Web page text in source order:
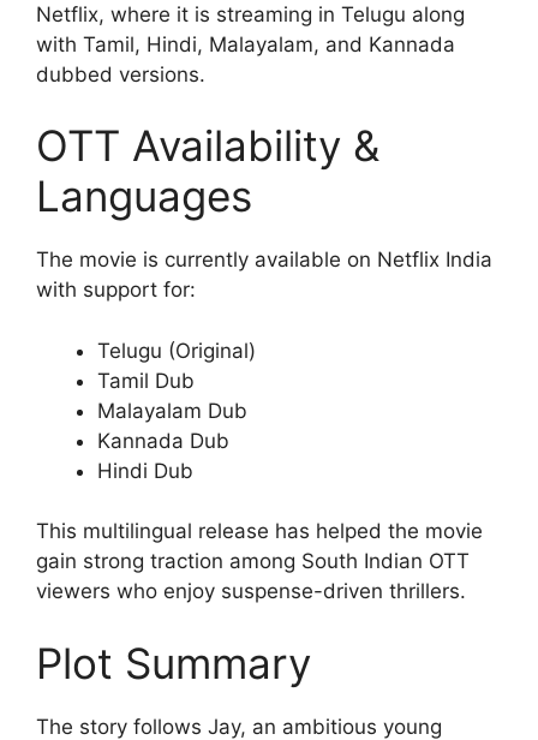
Netflix, where it is streaming in Telugu along
with Tamil, Hindi, Malayalam, and Kannada
dubbed versions.
OTT Availability &
Languages
The movie is currently available on Netflix India
with support for:
Telugu (Original)
Tamil Dub
Malayalam Dub
Kannada Dub
Hindi Dub
This multilingual release has helped the movie
gain strong traction among South Indian OTT
viewers who enjoy suspense-driven thrillers.
Plot Summary
The story follows Jay, an ambitious young